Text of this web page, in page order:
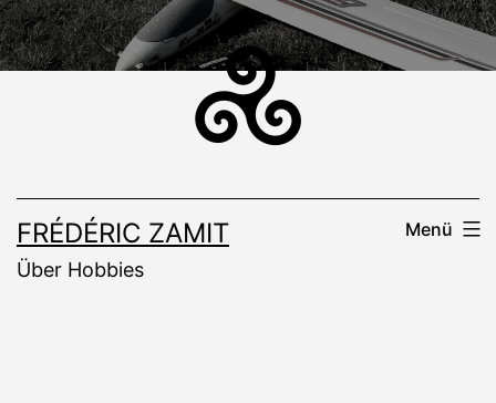
Zum
Inhalt
FRÉDÉRIC ZAMIT
Über Hobbies
Menü